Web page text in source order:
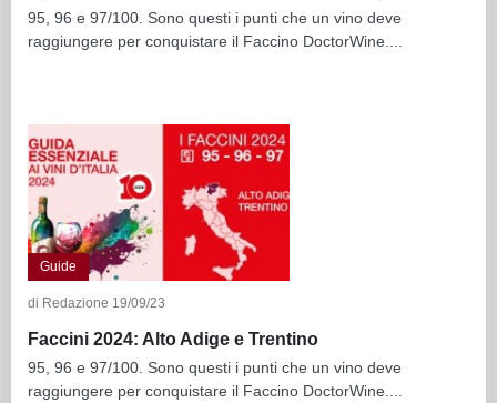
95, 96 e 97/100. Sono questi i punti che un vino deve
raggiungere per conquistare il Faccino DoctorWine....
Guide
di Redazione 19/09/23
Faccini 2024: Alto Adige e Trentino
95, 96 e 97/100. Sono questi i punti che un vino deve
raggiungere per conquistare il Faccino DoctorWine....